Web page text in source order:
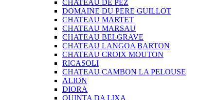
CHATEAU DE PEZ
DOMAINE DU PERE GUILLOT
CHATEAU MARTET
CHATEAU MARSAU
CHATEAU BELGRAVE
CHATEAU LANGOA BARTON
CHATEAU CROIX MOUTON
RICASOLI
CHATEAU CAMBON LA PELOUSE
ALION
DIORA
QUINTA DA LIXA